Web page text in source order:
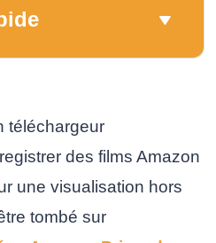
téléchargeur
des films Amazon
une visualisation hors
tombé sur